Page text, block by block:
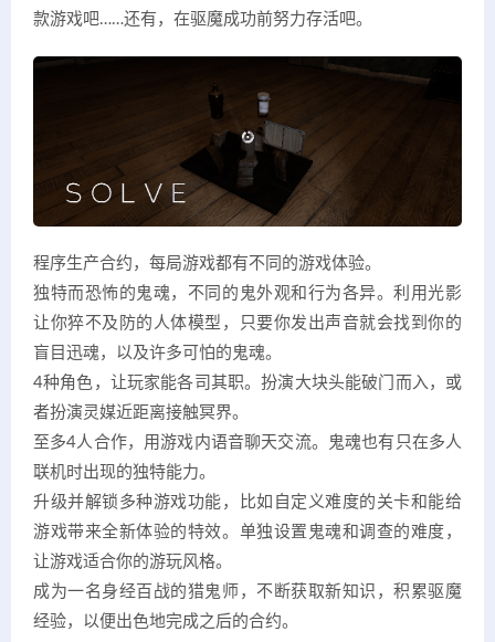
款游戏吧……还有，在驱魔成功前努力存活吧。
程序生产合约，每局游戏都有不同的游戏体验。
独特而恐怖的鬼魂，不同的鬼外观和行为各异。利用光影
让你猝不及防的人体模型，只要你发出声音就会找到你的
盲目迅魂，以及许多可怕的鬼魂。
4种角色，让玩家能各司其职。扮演大块头能破门而入，或
者扮演灵媒近距离接触冥界。
至多4人合作，用游戏内语音聊天交流。鬼魂也有只在多人
联机时出现的独特能力。
升级并解锁多种游戏功能，比如自定义难度的关卡和能给
游戏带来全新体验的特效。单独设置鬼魂和调查的难度，
让游戏适合你的游玩风格。
成为一名身经百战的猎鬼师，不断获取新知识，积累驱魔
经验，以便出色地完成之后的合约。